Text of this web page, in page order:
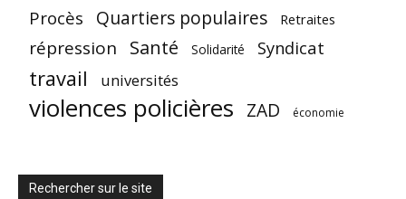
Procès Quartiers populaires Retraites
répression Santé Solidarité Syndicat
travail universités
violences policières ZAD économie
Rechercher sur le site